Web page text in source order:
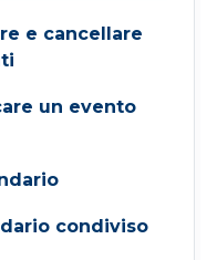
e cancellare
un evento
condiviso